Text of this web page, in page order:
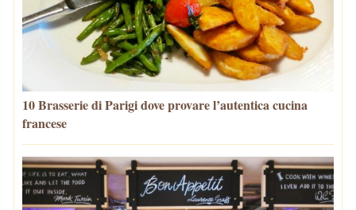
10 Brasserie di Parigi dove provare l’autentica cucina
francese